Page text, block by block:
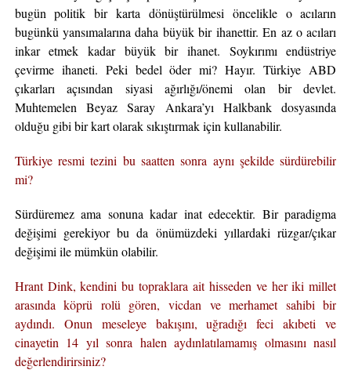
bugün politik bir karta dönüştürülmesi öncelikle o acıların
bugünkü yansımalarına daha büyük bir ihanettir. En az o acıları
inkar etmek kadar büyük bir ihanet. Soykırımı endüstriye
çevirme ihaneti. Peki bedel öder mi? Hayır. Türkiye ABD
çıkarları açısından siyasi ağırlığı/önemi olan bir devlet.
Muhtemelen Beyaz Saray Ankara’yı Halkbank dosyasında
olduğu gibi bir kart olarak sıkıştırmak için kullanabilir.
Türkiye resmi tezini bu saatten sonra aynı şekilde sürdürebilir
mi?
Sürdüremez ama sonuna kadar inat edecektir. Bir paradigma
değişimi gerekiyor bu da önümüzdeki yıllardaki rüzgar/çıkar
değişimi ile mümkün olabilir.
Hrant Dink, kendini bu topraklara ait hisseden ve her iki millet
arasında köprü rolü gören, vicdan ve merhamet sahibi bir
aydındı. Onun meseleye bakışını, uğradığı feci akıbeti ve
cinayetin 14 yıl sonra halen aydınlatılamamış olmasını nasıl
değerlendirirsiniz?